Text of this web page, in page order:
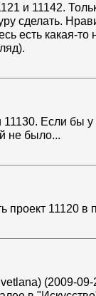
и 11142.
сделать.
есть какая-то
Если бы
не было...
проект 11120 в
(2009-